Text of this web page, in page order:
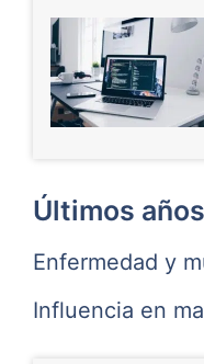
Últimos
Enfermedad y
Influencia en